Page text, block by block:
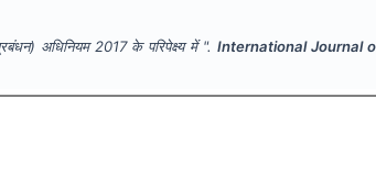
अधिनियम 2017 के परिपेक्ष्य में ". International Journal